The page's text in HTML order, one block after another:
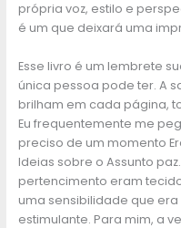
própria voz, estilo e
é um que deixará uma
Esse livro é um lembrete
única pessoa pode ter. A
brilham em cada página,
Eu frequentemente me
preciso de um momento
Ideias sobre o Assunto
pertencimento eram
uma sensibilidade que
estimulante. Para mim, a